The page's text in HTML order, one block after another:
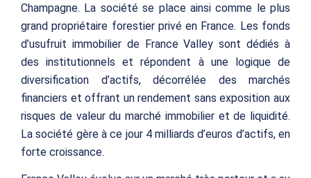
Champagne. La société se place ainsi comme le plus
grand propriétaire forestier privé en France. Les fonds
d’usufruit immobilier de France Valley sont dédiés à
des institutionnels et répondent à une logique de
diversification d’actifs, décorrélée des marchés
financiers et offrant un rendement sans exposition aux
risques de valeur du marché immobilier et de liquidité.
La société gère à ce jour 4 milliards d’euros d’actifs, en
forte croissance.